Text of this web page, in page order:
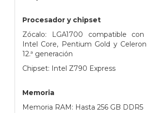
Procesador y chipset
Zócalo: LGA1700 compatible con
Intel Core, Pentium Gold y Celeron
12.ª generación
Chipset: Intel Z790 Express
Memoria
Memoria RAM: Hasta 256 GB DDR5